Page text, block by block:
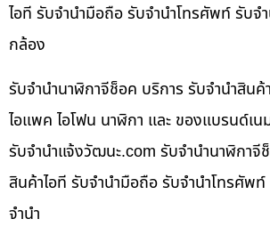
ไอที รับจำนำมือถือ รับจำนำโทรศัพท์ รับจ
กล้อง
รับจำนำนาฬิกาจีช็อค บริการ รับจำนำสิน
ไอแพค ไอโฟน นาฬิกา และ ของแบรนด์เน
รับจํานําแจ้งวัฒนะ.com รับจำนำนาฬิกาจี
สินค้าไอที รับจำนำมือถือ รับจำนำโทรศัพ
จำนำ